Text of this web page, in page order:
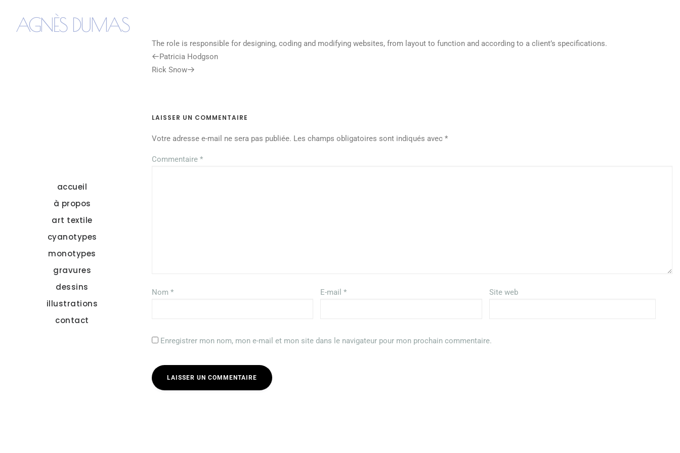
AGNÈS DUMAS
accueil
à propos
art textile
cyanotypes
monotypes
gravures
dessins
illustrations
contact
The role is responsible for designing, coding and modifying websites, from layout to function and according to a client’s specifications.
Previous
Post
Patricia Hodgson
Next
Rick Snow
LAISSER UN COMMENTAIRE
Votre adresse e-mail ne sera pas publiée. Les champs obligatoires sont indiqués avec *
Commentaire *
Nom * E-mail* Site web
Enregistrer mon nom, mon e-mail et mon site dans le navigateur pour mon prochain commentaire.